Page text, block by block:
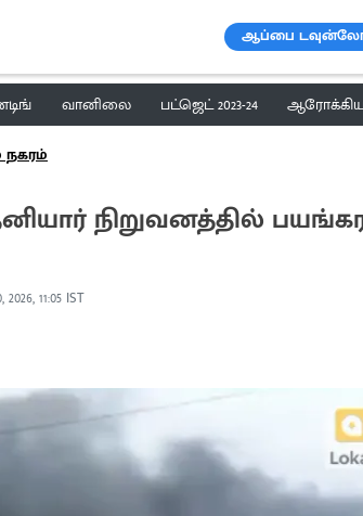
ஆப்பை
வானிலை பட்ஜெட் 2023-24
நகரம்
நிறுவனத்தில்
2026, 11:05 IST